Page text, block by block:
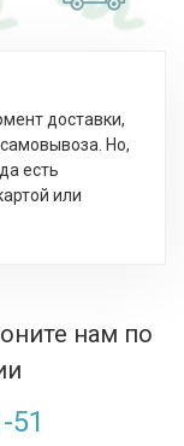
доставки,
Но,
есть
или
нам по
51